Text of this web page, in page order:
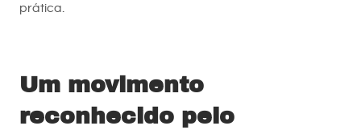
prática.
Um movimento
reconhecido pelo